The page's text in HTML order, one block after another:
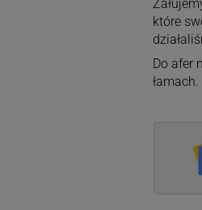
które
Do afer
łamach.